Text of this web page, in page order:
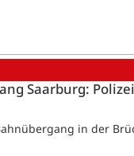
Saarburg:
in der